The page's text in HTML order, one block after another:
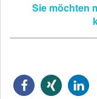
Sie möchten